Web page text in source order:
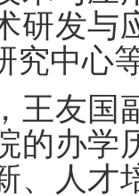
研发与
究中心
友国副
的办学
、人才